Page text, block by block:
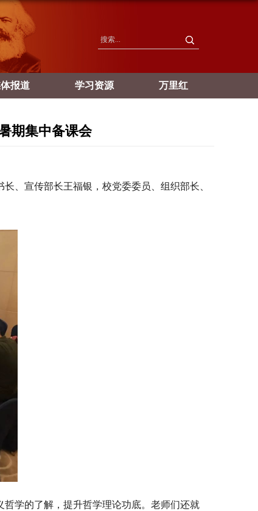
报道 学习资源 万里红
期集中备课会
、宣传部长王福银，校党委委员、组织部长、
学的了解，提升哲学理论功底。老师们还就